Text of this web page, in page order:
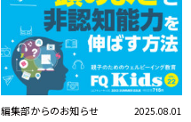
編集部からのお知らせ 2025.08.01